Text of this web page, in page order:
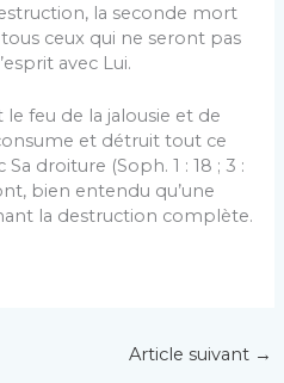
la seconde mort
ceux qui ne seront pas
avec Lui.
le feu de la jalousie et de
et détruit tout ce
droiture (Soph. 1 : 18 ; 3 :
bien entendu qu’une
la destruction complète.
Article suivant →